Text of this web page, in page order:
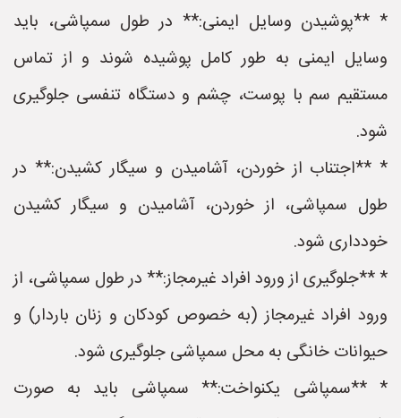
* **پوشیدن وسایل ایمنی:** در طول سمپاشی، باید
وسایل ایمنی به طور کامل پوشیده شوند و از تماس
مستقیم سم با پوست، چشم و دستگاه تنفسی جلوگیری
شود.
* **اجتناب از خوردن، آشامیدن و سیگار کشیدن:** در
طول سمپاشی، از خوردن، آشامیدن و سیگار کشیدن
خودداری شود.
* **جلوگیری از ورود افراد غیرمجاز:** در طول سمپاشی، از
ورود افراد غیرمجاز (به خصوص کودکان و زنان باردار) و
حیوانات خانگی به محل سمپاشی جلوگیری شود.
* **سمپاشی یکنواخت:** سمپاشی باید به صورت